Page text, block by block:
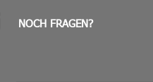
NOCH FRAGEN?